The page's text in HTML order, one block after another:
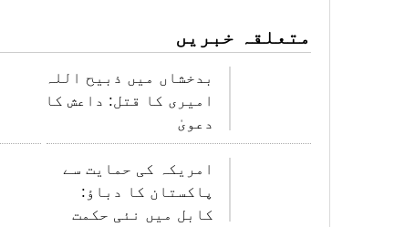
متعلقہ خبریں
بدخشاں میں ذبیح اللہ
امیری کا قتل: داعش کا
دعویٰ
امریکہ کی حمایت سے
پاکستان کا دباؤ:
کابل میں نئی حکمت